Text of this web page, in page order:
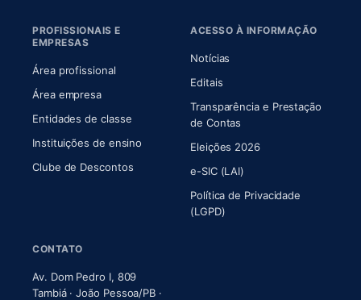
PROFISSIONAIS E
EMPRESAS
Área profissional
Área empresa
Entidades de classe
Instituições de ensino
Clube de Descontos
ACESSO À INFORMAÇÃO
Notícias
Editais
Transparência e Prestação
de Contas
Eleições 2026
e-SIC (LAI)
Política de Privacidade
(LGPD)
CONTATO
Av. Dom Pedro I, 809
Tambiá · João Pessoa/PB ·